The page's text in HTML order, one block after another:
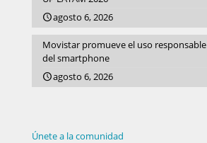
agosto 6, 2026
Movistar promueve el uso responsable
del smartphone
agosto 6, 2026
Únete a la comunidad